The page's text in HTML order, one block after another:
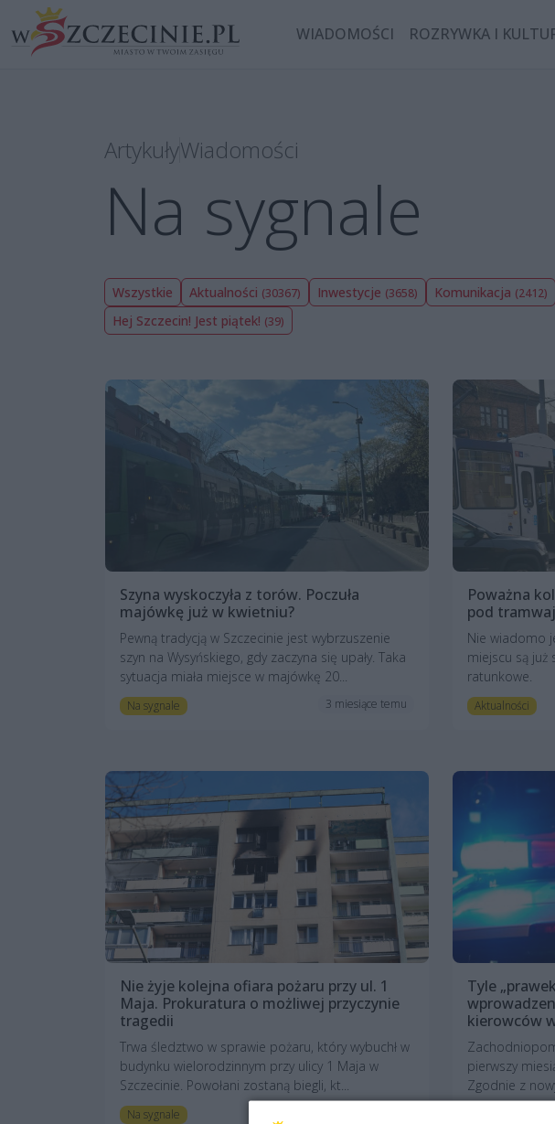
WIADOMOŚCI ROZRYWKA I
ArtykułyWiadomości
Na sygnale
Wszystkie Aktualności (30367) Inwestycje (3658) Komunikacja (2412)
Hej Szczecin! Jest piątek! (39)
Szyna wyskoczyła z torów. Poczuła
majówkę już w kwietniu?
Pewną tradycją w Szczecinie jest wybrzuszenie
szyn na Wysyńskiego, gdy zaczyna się upały. Taka
sytuacja miała miejsce w majówkę 20...
Na sygnale 3 miesiące temu
Poważna
pod
Nie wiadomo
miejscu są już
ratunkowe.
Aktualności
Nie żyje kolejna ofiara pożaru przy ul. 1
Maja. Prokuratura o możliwej przyczynie
tragedii
Trwa śledztwo w sprawie pożaru, który wybuchł w
budynku wielorodzinnym przy ulicy 1 Maja w
Szczecinie. Powołani zostaną biegli, kt...
Na sygnale
Tyle
kierowców
pierwszy
Zgodnie z